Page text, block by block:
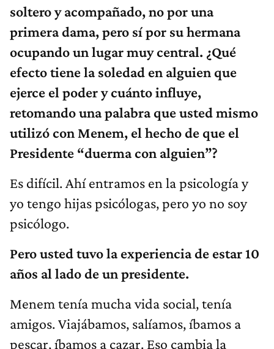
soltero y acompañado, no por una
primera dama, pero sí por su hermana
ocupando un lugar muy central. ¿Qué
efecto tiene la soledad en alguien que
ejerce el poder y cuánto influye,
retomando una palabra que usted mismo
utilizó con Menem, el hecho de que el
Presidente “duerma con alguien”?
Es difícil. Ahí entramos en la psicología y
yo tengo hijas psicólogas, pero yo no soy
psicólogo.
Pero usted tuvo la experiencia de estar 10
años al lado de un presidente.
Menem tenía mucha vida social, tenía
amigos. Viajábamos, salíamos, íbamos a
pescar, íbamos a cazar. Eso cambia la